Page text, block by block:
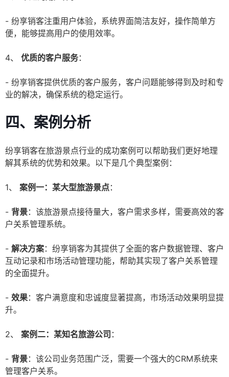
- 纷享销客注重用户体验，系统界面简洁友好，操作简单方
便，能够提高用户的使用效率。
4、 优质的客户服务：
- 纷享销客提供优质的客户服务，客户问题能够得到及时和专
业的解决，确保系统的稳定运行。
四、案例分析
纷享销客在旅游景点行业的成功案例可以帮助我们更好地理
解其系统的优势和效果。以下是几个典型案例：
1、 案例一：某大型旅游景点：
- 背景：该旅游景点接待量大，客户需求多样，需要高效的客
户关系管理系统。
- 解决方案：纷享销客为其提供了全面的客户数据管理、客户
互动记录和市场活动管理功能，帮助其实现了客户关系管理
的全面提升。
- 效果：客户满意度和忠诚度显著提高，市场活动效果明显提
升。
2、 案例二：某知名旅游公司 ：
- 背景：该公司业务范围广泛，需要一个强大的CRM系统来
管理客户关系。